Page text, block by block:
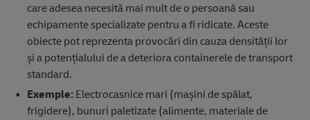
care adesea necesită mai mult de o persoană sau
echipamente specializate pentru a fi ridicate. Aceste
obiecte pot reprezenta provocări din cauza densității lor
și a potențialului de a deteriora containerele de transport
standard.
Exemple:Electrocasnice mari (mașini de spălat,
frigidere), bunuri paletizate (alimente, materiale de